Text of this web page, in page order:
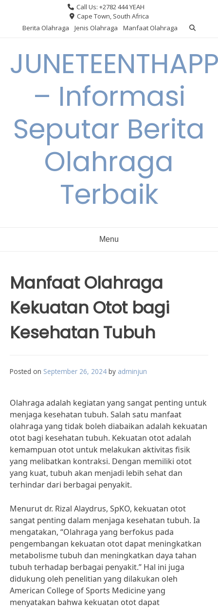
content
Call Us: +2782 444 YEAH
Cape Town, South Africa
Berita Olahraga
Jenis Olahraga Manfaat Olahraga
– Informasi
Seputar Berita
Olahraga
Terbaik
Menu
Manfaat Olahraga
Kekuatan Otot bagi
Kesehatan Tubuh
Posted on September 26, 2024 by adminjun
Olahraga adalah kegiatan yang sangat penting untuk
menjaga kesehatan tubuh. Salah satu manfaat
olahraga yang tidak boleh diabaikan adalah kekuatan
otot bagi kesehatan tubuh. Kekuatan otot adalah
kemampuan otot untuk melakukan aktivitas fisik
yang melibatkan kontraksi. Dengan memiliki otot
yang kuat, tubuh akan menjadi lebih sehat dan
terhindar dari berbagai penyakit.
Menurut dr. Rizal Alaydrus, SpKO, kekuatan otot
sangat penting dalam menjaga kesehatan tubuh. Ia
mengatakan, “Olahraga yang berfokus pada
pengembangan kekuatan otot dapat meningkatkan
metabolisme tubuh dan meningkatkan daya tahan
tubuh terhadap berbagai penyakit.” Hal ini juga
didukung oleh penelitian yang dilakukan oleh
American College of Sports Medicine yang
menyatakan bahwa kekuatan otot dapat